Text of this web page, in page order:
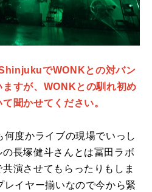
でWONKとの対バン
すが、WONKとの馴れ初め
聞かせてください。
何度かライブの現場でいっし
長塚健斗さんとは冨田ラボ
演させてもらったりもしま
レイヤー揃いなので今から緊